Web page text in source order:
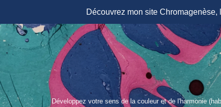
Découvrez mon site
Aller
contenu
Développez votre sens de la couleur et de l'harmonie